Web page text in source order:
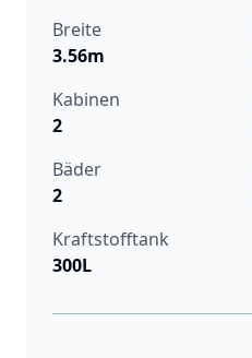
Breite
3.56m
Kabinen
2
Bäder
2
Kraftstofftank
300L